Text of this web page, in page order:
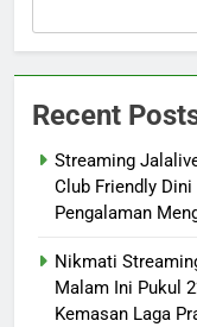
Recent
Streaming
Club Friendly
Pengalaman
Nikmati
Malam Ini Pukul
Kemasan Laga